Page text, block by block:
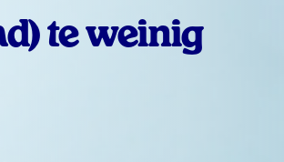
te weinig